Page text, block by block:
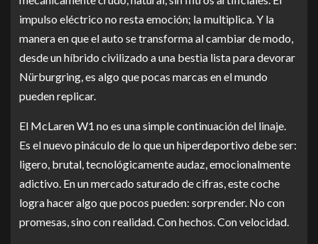
impulso eléctrico no resta emoción; la multiplica. Y la
manera en que el auto se transforma al cambiar de modo,
desde un híbrido civilizado a una bestia lista para devorar
Nürburgring, es algo que pocas marcas en el mundo
pueden replicar.
El McLaren W1 no es una simple continuación del linaje.
Es el nuevo pináculo de lo que un hiperdeportivo debe ser:
ligero, brutal, tecnológicamente audaz, emocionalmente
adictivo. En un mercado saturado de cifras, este coche
logra hacer algo que pocos pueden: sorprender. No con
promesas, sino con realidad. Con hechos. Con velocidad.